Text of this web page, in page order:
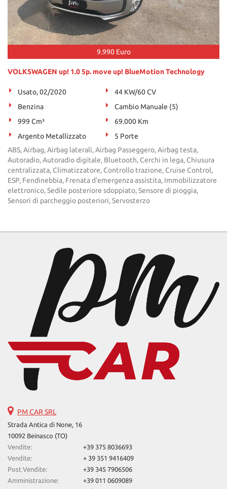
9.990 Euro
VOLKSWAGEN up! 1.0 5p. move up! BlueMotion Technology
Usato, 02/2020
44 KW/60 CV
Benzina
Cambio Manuale (5)
999 Cm³
69.000 Km
Argento Metallizzato
5 Porte
ABS, Airbag, Airbag laterali, Airbag Passeggero, Airbag testa,
Autoradio, Autoradio digitale, Bluetooth, Cerchi in lega, Chiusura
centralizzata, Climatizzatore, Controllo trazione, Cruise Control,
ESP, Fendinebbia, Frenata d'emergenza assistita, Immobilizzatore
elettronico, Sedile posteriore sdoppiato, Sensore di pioggia,
Sensori di parcheggio posteriori, Servosterzo
PM CAR SRL
Strada Antica di None, 16
10092 Beinasco (TO)
Vendite:
+39 375 8036693
Vendite:
+ 39 351 9416409
Post Vendite:
+39 345 7906506
Amministrazione:
+39 011 0609089